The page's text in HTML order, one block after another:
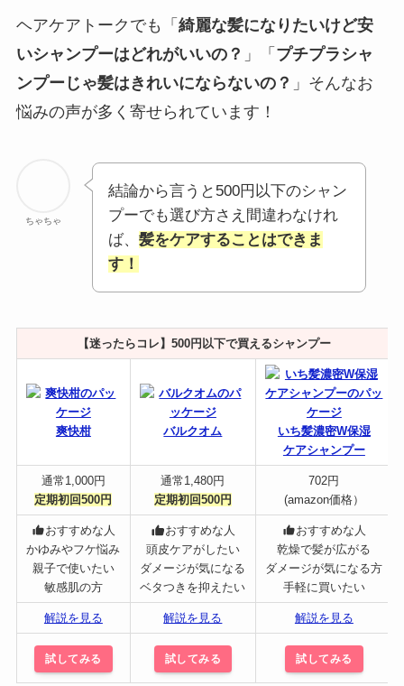
ヘアケアトークでも「 綺麗な髪になりたいけど安
いシャンプーはどれがいいの？ 」「 プチプラシャ
ンプーじゃ髪はきれいにならないの？ 」そんなお
悩みの声が多く寄せられています！
ちゃちゃ
結論から言うと500円以下のシャン
プーでも選び方さえ間違わなけれ
ば、 髪をケアすることはできま
す！
【迷ったらコレ】500円以下で買えるシャンプー
爽快柑 バルクオム
いち髪濃密W保湿
ケアシャンプー
通常1,000円
定期初回500円
通常1,480円
定期初回500円
702円
(amazon価格）
おすすめな人
かゆみやフケ悩み
親子で使いたい
敏感肌の方
おすすめな人
頭皮ケアがしたい
ダメージが気になる
ベタつきを抑えたい
おすすめな人
乾燥で髪が広がる
ダメージが気になる方
手軽に買いたい
解説を見る 解説を見る 解説を見る
試してみる 試してみる 試してみる